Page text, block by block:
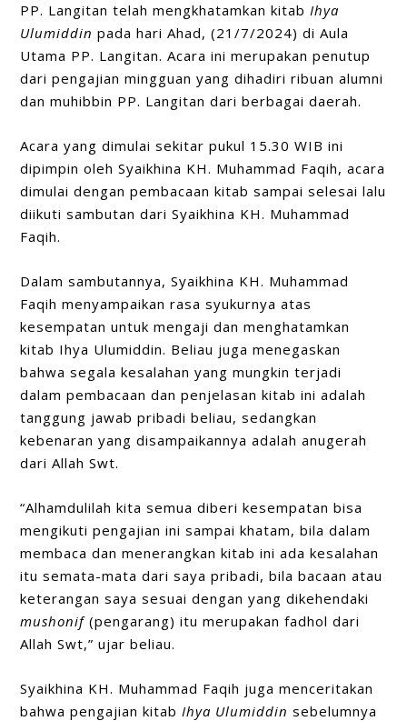
PP. Langitan telah mengkhatamkan kitabIhya
Ulumiddin pada hari Ahad, (21/7/2024) di Aula
Utama PP. Langitan. Acara ini merupakan penutup
dari pengajian mingguan yang dihadiri ribuan alumni
dan muhibbin PP. Langitan dari berbagai daerah.
Acara yang dimulai sekitar pukul 15.30 WIB ini
dipimpin oleh Syaikhina KH. Muhammad Faqih, acara
dimulai dengan pembacaan kitab sampai selesai lalu
diikuti sambutan dari Syaikhina KH. Muhammad
Faqih.
Dalam sambutannya, Syaikhina KH. Muhammad
Faqih menyampaikan rasa syukurnya atas
kesempatan untuk mengaji dan menghatamkan
kitab Ihya Ulumiddin. Beliau juga menegaskan
bahwa segala kesalahan yang mungkin terjadi
dalam pembacaan dan penjelasan kitab ini adalah
tanggung jawab pribadi beliau, sedangkan
kebenaran yang disampaikannya adalah anugerah
dari Allah Swt.
“Alhamdulilah kita semua diberi kesempatan bisa
mengikuti pengajian ini sampai khatam, bila dalam
membaca dan menerangkan kitab ini ada kesalahan
itu semata-mata dari saya pribadi, bila bacaan atau
keterangan saya sesuai dengan yang dikehendaki
mushonif(pengarang) itu merupakan fadhol dari
Allah Swt,” ujar beliau.
Syaikhina KH. Muhammad Faqih juga menceritakan
bahwa pengajian kitab Ihya Ulumiddin sebelumnya